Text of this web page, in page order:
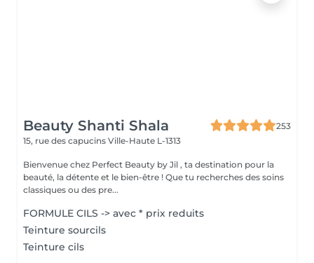
Beauty Shanti Shala
253
15, rue des capucins Ville-Haute L-1313
Bienvenue chez Perfect Beauty by Jil , ta destination pour la
beauté, la détente et le bien-être ! Que tu recherches des soins
classiques ou des pre...
FORMULE CILS -> avec * prix reduits
Teinture sourcils
Teinture cils